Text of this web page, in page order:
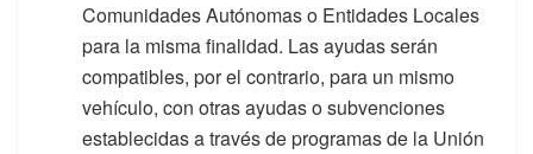
Comunidades Autónomas o Entidades Locales
para la misma finalidad. Las ayudas serán
compatibles, por el contrario, para un mismo
vehículo, con otras ayudas o subvenciones
establecidas a través de programas de la Unión